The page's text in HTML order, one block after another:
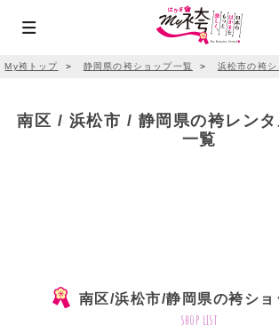
My袴トップ ＞ 静岡県の袴ショップ一覧 ＞ 浜松市の袴シ
南区 / 浜松市 / 静岡県の袴レン
一覧
南区/浜松市/静岡県の袴ショ
shop list